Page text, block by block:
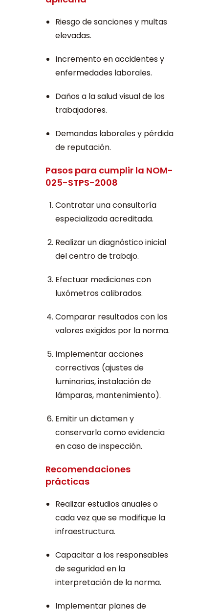
Riesgo de sanciones y multas
elevadas.
Incremento en accidentes y
enfermedades laborales.
Daños a la salud visual de los
trabajadores.
Demandas laborales y pérdida
de reputación.
Pasos para cumplir la NOM-
025-STPS-2008
Contratar una consultoría
especializada acreditada.
Realizar un diagnóstico inicial
del centro de trabajo.
Efectuar mediciones con
luxómetros calibrados.
Comparar resultados con los
valores exigidos por la norma.
Implementar acciones
correctivas (ajustes de
luminarias, instalación de
lámparas, mantenimiento).
Emitir un dictamen y
conservarlo como evidencia
en caso de inspección.
Recomendaciones
prácticas
Realizar estudios anuales o
cada vez que se modifique la
infraestructura.
Capacitar a los responsables
de seguridad en la
interpretación de la norma.
Implementar planes de